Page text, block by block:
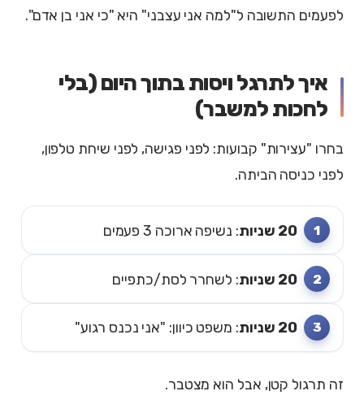
לפעמים התשובה ל"למה אני עצבני" היא "כי אני בן אדם".
איך לתרגל ויסות בתוך היום (בלי
לחכות למשבר)
בחרו "עצירות" קבועות: לפני פגישה, לפני שיחת טלפון,
לפני כניסה הביתה.
20 שניות : נשיפה ארוכה 3 פעמים
20 שניות : לשחרר לסת/כתפיים
20 שניות : משפט כיוון: "אני נכנס רגוע"
זה תרגול קטן, אבל הוא מצטבר.